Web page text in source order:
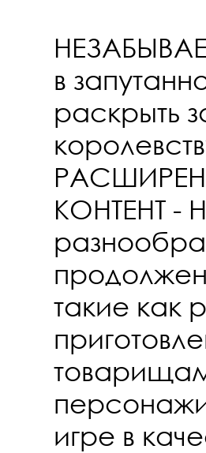
в
раскрыть
КОНТЕНТ -
такие как
игре в